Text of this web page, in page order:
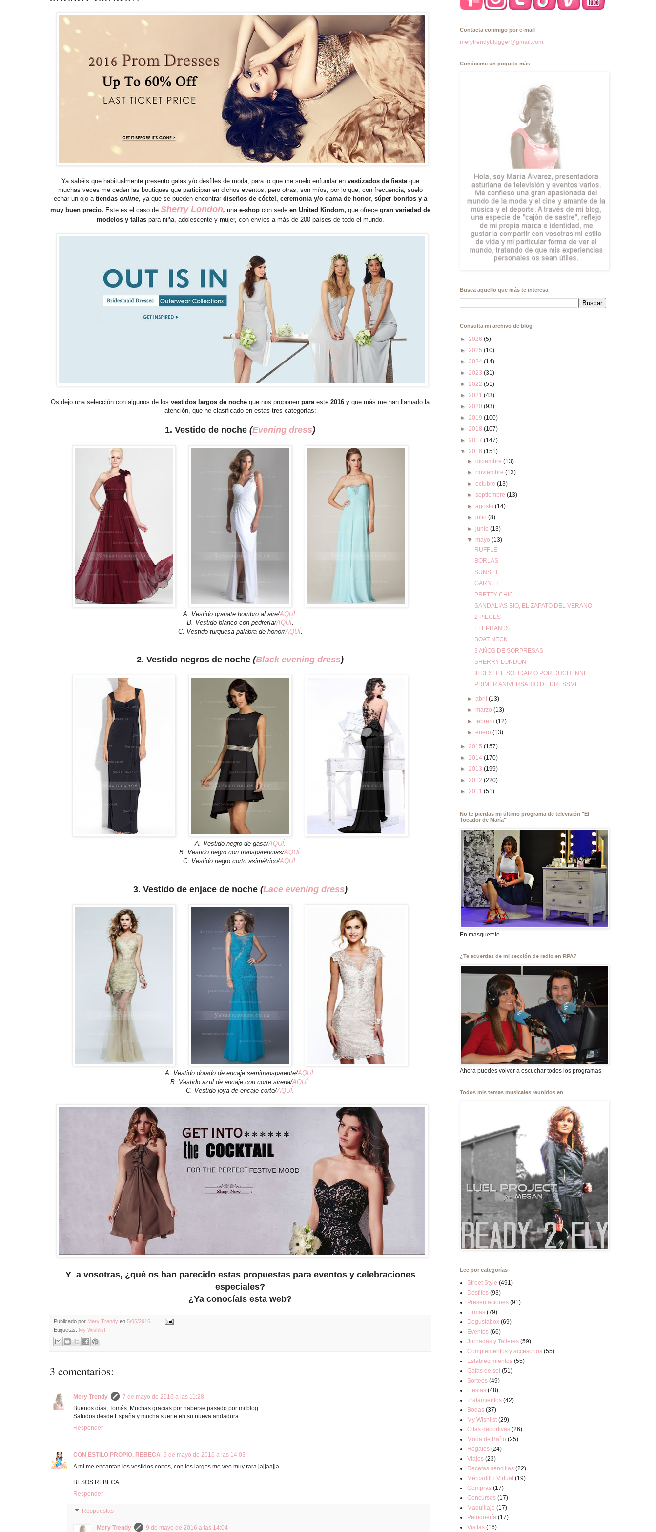
Ya sabéis que habitualmente presento galas y/o desfiles de moda, para lo que me suelo enfundar en vestizados de fiesta que
muchas veces me ceden las boutiques que participan en dichos eventos, pero otras, son míos, por lo que, con frecuencia, suelo
echar un ojo a tiendas online, ya que se pueden encontrar diseños de cóctel, ceremonia y/o dama de honor, súper bonitos y a
muy buen precio. Este es el caso de Sherry London, unae-shopcon sede en United Kindom, que ofrece gran variedad de
modelos y tallas para niña, adolescente y mujer, con envíos a más de 200 países de todo el mundo.
Os dejo una selección con algunos de los vestidos largos de noche que nos proponen para este 2016 y que más me han llamado la
atención, que he clasificado en estas tres categorías:
1. Vestido de noche (Evening dress)
A. Vestido granate hombro al aire/AQUÍ
B. Vestido blanco con pedrería/AQUÍ.
C. Vestido turquesa palabra de honor/AQUÍ.
2. Vestido negros de noche (Black evening dress)
A. Vestido negro de gasa/AQUÍ.
B. Vestido negro con transparencias/AQUÍ.
C. Vestido negro corto asimétrico/AQUÍ
3. Vestido de enjace de noche (Lace evening dress)
A. Vestido dorado de encaje semitransparente/AQUÍ
B. Vestido azul de encaje con corte sirena/AQUÍ
C. Vestido joya de encaje corto/AQUÍ
Y a vosotras, ¿qué os han parecido estas propuestas para eventos y celebraciones
especiales?
¿Ya conocíais esta web?
Publicado por Mery Trendy en 5/06/2016
Etiquetas: My Wishlist
3 comentarios:
Mery Trendy
7 de mayo de 2016 a las 11:28
Buenos días, Tomás. Muchas gracias por haberse pasado por mi blog.
Saludos desde España y mucha suerte en su nueva andadura.
Responder
CON ESTILO PROPIO, REBECA 9 de mayo de 2016 a las 14:03
A mi me encantan los vestidos cortos, con los largos me veo muy rara jajjaajja
BESOS REBECA
Responder
Respuestas
Mery Trendy 9 de mayo de 2016 a las 14:04
Contacta conmigo por e-mail
merytrendyblogger@gmail.com
Conóceme un poquito más
Busca aquello que más te interesa
Consulta mi archivo de blog
► 2026 (5)
► 2025 (10)
► 2024 (14)
► 2023 (31)
► 2022 (51)
► 2021 (43)
► 2020 (93)
► 2019 (100)
► 2018 (107)
► 2017 (147)
▼ 2016 (151)
►diciembre(13)
► noviembre(13)
►octubre(13)
►septiembre(13)
►agosto(14)
► julio(8)
► junio(13)
▼ mayo(13)
RUFFLE
BORLAS
SUNSET
GARNET
PRETTY CHIC
SANDALIAS BIO, EL ZAPATO DEL VERANO
2 PIECES
ELEPHANTS
BOAT NECK
3 AÑOS DE SORPRESAS
SHERRY LONDON
III DESFILE SOLIDARIO POR DUCHENNE
PRIMER ANIVERSARIO DE DRESSME
►abril(13)
► marzo(13)
►febrero(12)
►enero(13)
► 2015 (157)
► 2014 (170)
► 2013 (199)
► 2012 (220)
► 2011 (51)
No te pierdas mi último programa de televisión "El
Tocador de María"
En masquetele
¿Te acuerdas de mi sección de radio en RPA?
Ahora puedes volver a escuchar todos los programas
Todos mis temas musicales reunidos en
Lee por categorías
Street Style (491)
Desfiles (93)
Presentaciones (91)
Firmas (79)
Degustabox (69)
Eventos (66)
Jornadas y Talleres (59)
Complementos y accesorios (55)
Establecimientos (55)
Gafas de sol (51)
Sorteos (49)
Fiestas (48)
Tratamientos (42)
Bodas (37)
My Wishlist (29)
Citas deportivas (26)
Moda de Baño (25)
Regalos (24)
Viajes (23)
Recetas sencillas (22)
Mercadillo Virtual (19)
Compras (17)
Concursos (17)
Maquillaje (17)
Peluquería (17)
Visitas (16)